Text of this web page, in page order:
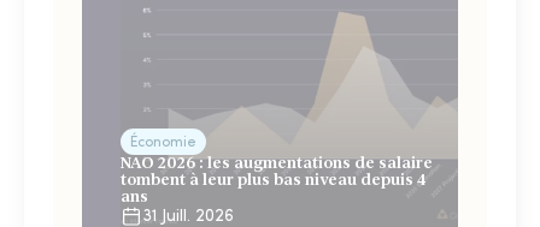
Économie
NAO 2026 : les augmentations de salaire
tombent à leur plus bas niveau depuis 4
ans
31 Juill. 2026